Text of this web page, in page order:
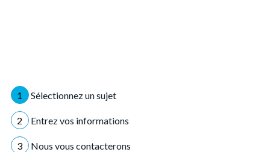
1 Sélectionnez un sujet
2 Entrez vos informations
3 Nous vous contacterons